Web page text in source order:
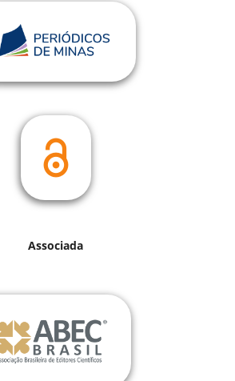
Associada